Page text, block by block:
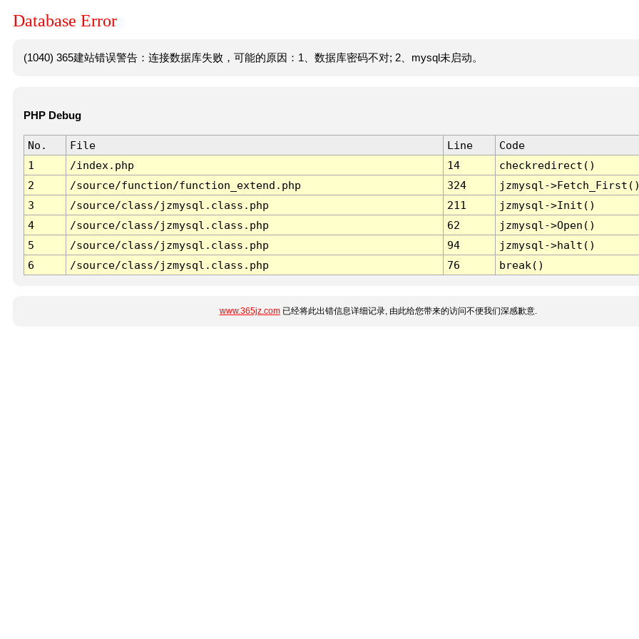
Database Error
(1040) 365建站错误警告：连接数据库失败，可能的原因：1、数据库密码不对; 2、mysql未启动。
PHP Debug
No. File Line
Code
1
/index.php 14
checkredirect()
2
/source/function/function_extend.php 324
jzmysql-
3
/source/class/jzmysql.class.php 211
jzmysql->Init()
4
/source/class/jzmysql.class.php 62
jzmysql->Open()
5
/source/class/jzmysql.class.php 94
jzmysql->halt()
6
/source/class/jzmysql.class.php 76 break()
www.365jz.com已经将此出错信息详细记录, 由此给您带来的访问不便我们深感歉意.